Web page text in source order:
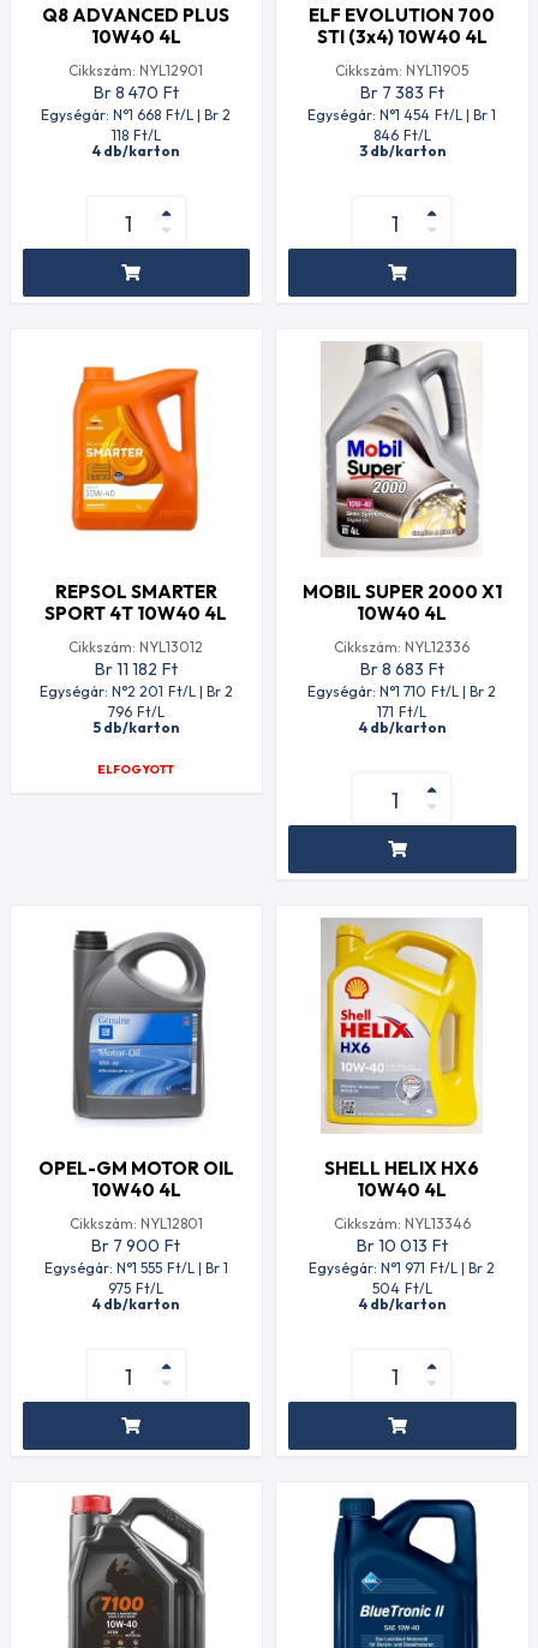
Q8 ADVANCED PLUS
10W40 4L
Cikkszám: NYL12901
Br 8 470 Ft
Egységár: N°1 668 Ft/L | Br 2
118 Ft/L
4 db/karton
ELF EVOLUTION 700
STI (3x4) 10W40 4L
Cikkszám: NYL11905
Br 7 383 Ft
Egységár: N°1 454 Ft/L | Br 1
846 Ft/L
3 db/karton
REPSOL SMARTER
SPORT 4T 10W40 4L
Cikkszám: NYL13012
Br 11 182 Ft
Egységár: N°2 201 Ft/L | Br 2
796 Ft/L
5 db/karton
ELFOGYOTT
MOBIL SUPER 2000 X1
10W40 4L
Cikkszám: NYL12336
Br 8 683 Ft
Egységár: N°1 710 Ft/L | Br 2
171 Ft/L
4 db/karton
OPEL-GM MOTOR OIL
10W40 4L
Cikkszám: NYL12801
Br 7 900 Ft
Egységár: N°1 555 Ft/L | Br 1
975 Ft/L
4 db/karton
SHELL HELIX HX6
10W40 4L
Cikkszám: NYL13346
Br 10 013 Ft
Egységár: N°1 971 Ft/L | Br 2
504 Ft/L
4 db/karton